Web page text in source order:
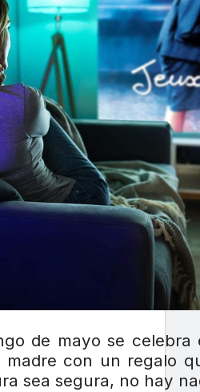
de mayo se
madre con un regalo
sea segura, no hay